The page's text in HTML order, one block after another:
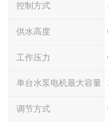
控制方式
供水高度
工作压力
单台水泵电机最大容量
调节方式